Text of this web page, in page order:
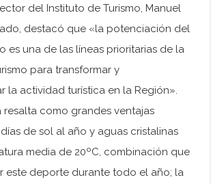
del Instituto de Turismo, Manuel
destacó que «la potenciación del
es una de las líneas prioritarias de la
para transformar y
la actividad turística en la Región».
resalta como grandes ventajas
de sol al año y aguas cristalinas
media de 20ºC, combinación que
este deporte durante todo el año; la